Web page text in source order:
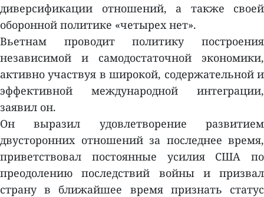
диверсификации отношений, а также своей
оборонной политике «четырех нет».
Вьетнам проводит политику построения
независимой и самодостаточной экономики,
активно участвуя в широкой, содержательной и
эффективной международной интеграции,
заявил он.
Он выразил удовлетворение развитием
двусторонних отношений за последнее время,
приветствовал постоянные усилия США по
преодолению последствий войны и призвал
страну в ближайшее время признать статус